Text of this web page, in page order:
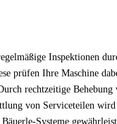
Inspektionen
prüfen Ihre Maschine
rechtzeitige Behebung
von Serviceteilen
Systeme